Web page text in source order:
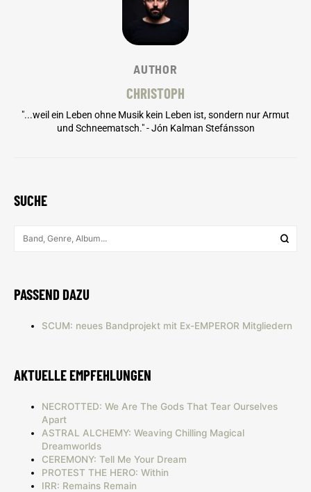
AUTHOR
CHRISTOPH
"...weil ein Leben ohne Musik kein Leben ist, sondern nur Armut
und Schneematsch." - Jón Kalman Stefánsson
SUCHE
PASSEND DAZU
SCUM: neues Bandprojekt mit Ex-EMPEROR Mitgliedern
AKTUELLE EMPFEHLUNGEN
NECROTTED: We Are The Gods That Tear Ourselves
Apart
ASTRAL ALCHEMY: Weaving Chilling Magical
Dreamworlds
CEREMONY: Tell Me Your Dream
PROTEST THE HERO: Within
IRR: Remains Remain